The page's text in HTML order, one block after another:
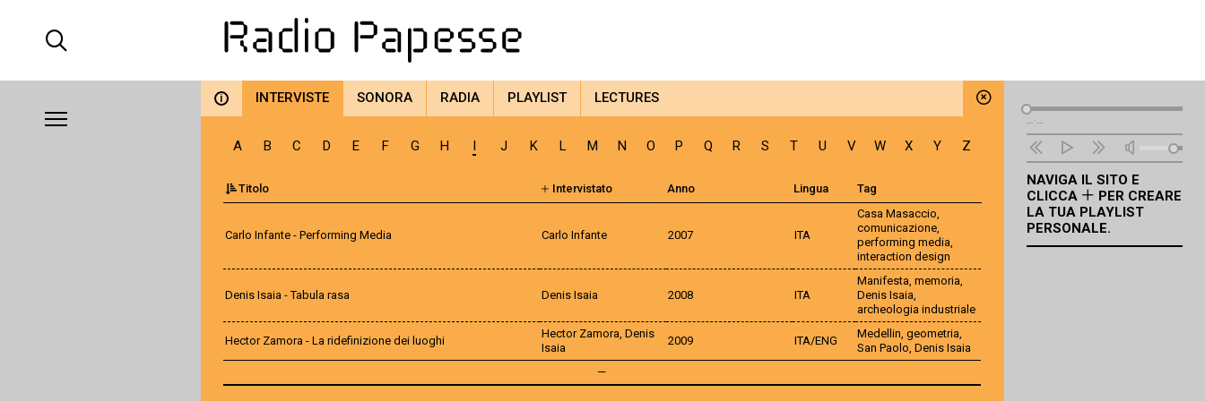
i INTERVISTE SONORA RADIA PLAYLIST LECTURES
A B C D E F G H I J K L M N O P Q R S T U V W X Y Z
Titolo Intervistato Anno Lingua Tag
Carlo Infante - Performing Media Carlo Infante 2007 ITA
Casa Masaccio,
comunicazione,
performing media,
interaction design
Denis Isaia - Tabula rasa Denis Isaia 2008 ITA
Manifesta, memoria,
Denis Isaia,
archeologia industriale
Hector Zamora - La ridefinizione dei luoghi
Hector Zamora, Denis
Isaia
2009 ITA/ENG
Medellin, geometria,
San Paolo, Denis Isaia
—
Lettore
Audio
--:--
NAVIGA IL SITO E
CLICCA
PER CREARE
LA TUA PLAYLIST
PERSONALE.